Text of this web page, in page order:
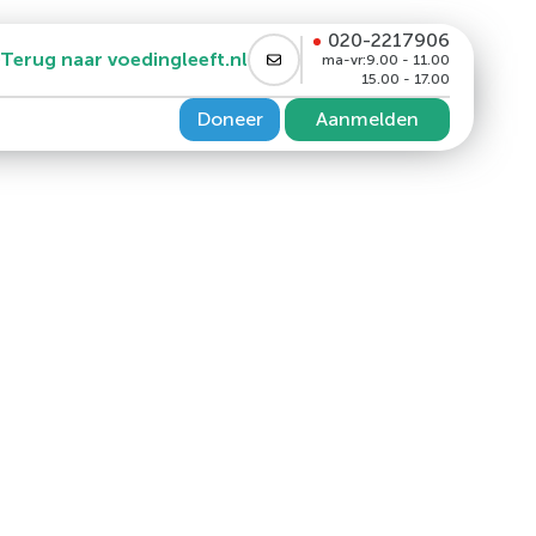
Terug naar voedingleeft.nl
020-2217906
ma-vr:9.00 - 11.00
15.00 - 17.00
remmer en/of GLP1
Doneer Aanmelden